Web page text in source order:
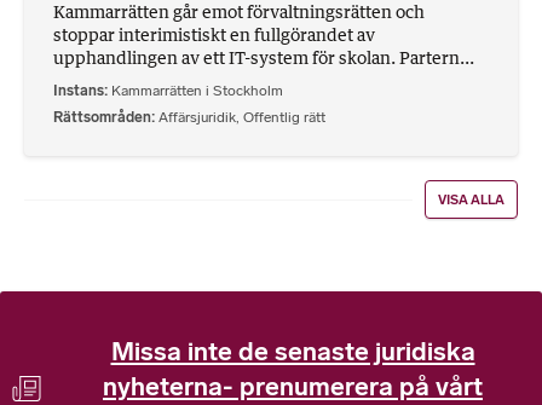
Kammarrätten går emot förvaltningsrätten och
stoppar interimistiskt en fullgörandet av
upphandlingen av ett IT-system för skolan. Partern...
Instans Kammarrätten i Stockholm
Rättsområden Affärsjuridik Offentlig rätt
VISA ALLA
Missa inte de senaste juridiska
nyheterna- prenumerera på vårt